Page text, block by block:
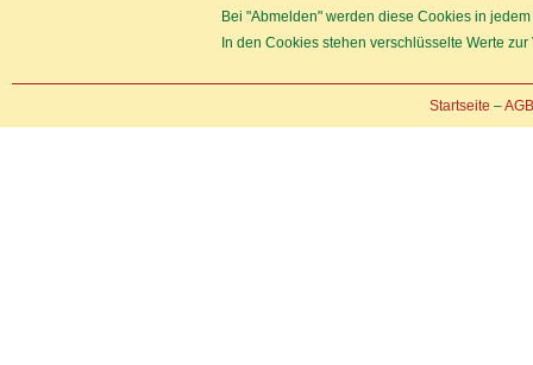
Bei "Abmelden" werden diese Cookies in
In den Cookies stehen verschlüsselte Werte
Startseite –AGB